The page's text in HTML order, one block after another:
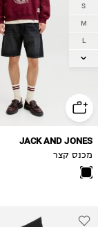
S
M
L
XL
JACK AND JONES
מכנס קצר